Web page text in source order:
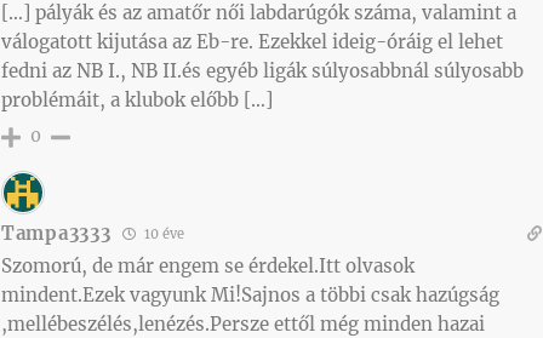
[…] pályák és az amatőr női labdarúgók száma, valamint a
válogatott kijutása az Eb-re. Ezekkel ideig-óráig el lehet
fedni az NB I., NB II.és egyéb ligák súlyosabbnál súlyosabb
problémáit, a klubok előbb […]
0
Tampa3333 10 éve
Szomorú, de már engem se érdekel.Itt olvasok
mindent.Ezek vagyunk Mi!Sajnos a többi csak hazúgság
,mellébeszélés,lenézés.Persze ettől még minden hazai